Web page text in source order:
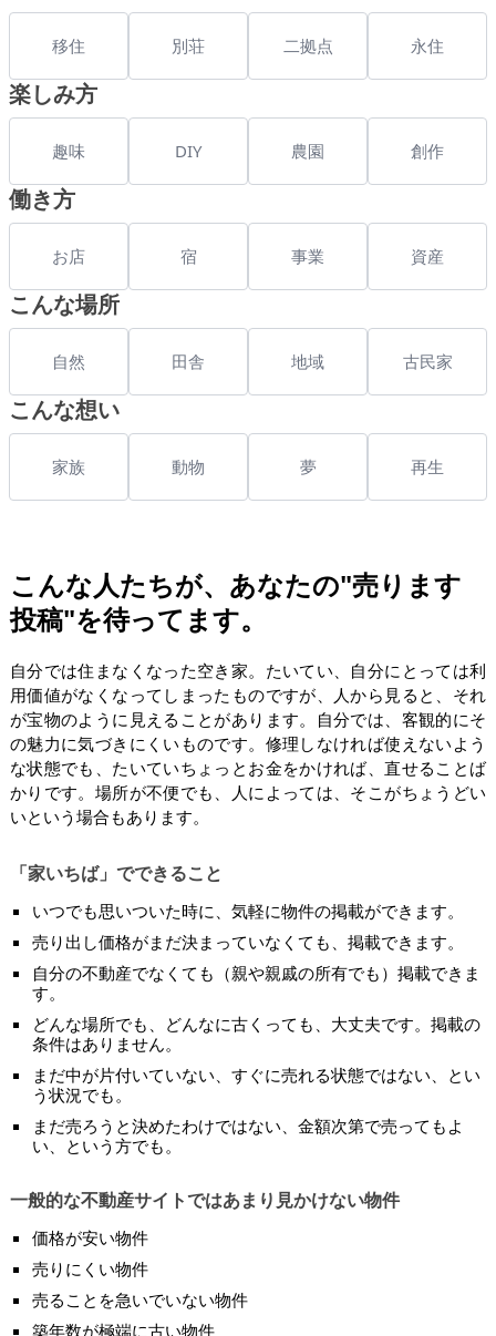
移住 別荘 二拠点 永住
楽しみ方
趣味 DIY 農園 創作
働き方
お店 宿 事業 資産
こんな場所
自然 田舎 地域 古民家
こんな想い
家族 動物 夢 再生
こんな人たちが、あなたの"売ります
投稿"を待ってます。
自分では住まなくなった空き家。たいてい、自分にとっては利
用価値がなくなってしまったものですが、人から見ると、それ
が宝物のように見えることがあります。自分では、客観的にそ
の魅力に気づきにくいものです。修理しなければ使えないよう
な状態でも、たいていちょっとお金をかければ、直せることば
かりです。場所が不便でも、人によっては、そこがちょうどい
いという場合もあります。
「家いちば」でできること
いつでも思いついた時に、気軽に物件の掲載ができます。
売り出し価格がまだ決まっていなくても、掲載できます。
自分の不動産でなくても（親や親戚の所有でも）掲載できま
す。
どんな場所でも、どんなに古くっても、大丈夫です。掲載の
条件はありません。
まだ中が片付いていない、すぐに売れる状態ではない、とい
う状況でも。
まだ売ろうと決めたわけではない、金額次第で売ってもよ
い、という方でも。
一般的な不動産サイトではあまり見かけない物件
価格が安い物件
売りにくい物件
売ることを急いでいない物件
築年数が極端に古い物件